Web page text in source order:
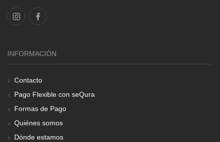
INFORMACIÓN
Contacto
Pago Flexible con seQura
Formas de Pago
Quiénes somos
Dónde estamos